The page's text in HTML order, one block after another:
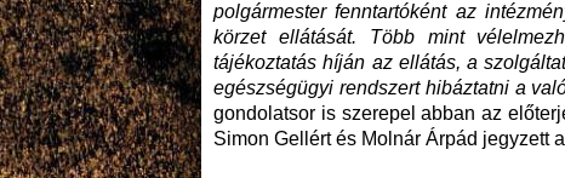
polgármester fenntartóként az
körzet ellátását. Több mint
tájékoztatás híján az ellátás, a
egészségügyi rendszert hibáztatni a
gondolatsor is szerepel abban az
Simon Gellért és Molnár Árpád jegyzett